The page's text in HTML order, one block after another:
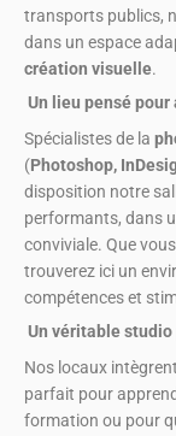
transports publics,
dans un espace
création visuelle.
Un lieu pensé
Spécialistes de la
(Photoshop,
disposition notre
performants, dans
conviviale. Que
trouverez ici un
compétences et
Un véritable
Nos locaux
parfait pour
formation ou pour